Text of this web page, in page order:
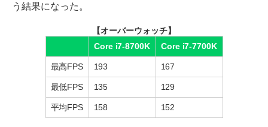
う結果になった。
【オーバーウォッチ】
Core i7-8700K
Core i7-7700K
最高FPS 193 167
最低FPS 135 129
平均FPS 158 152